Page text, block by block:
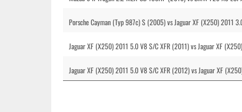
Porsche Cayman (Typ 987c) S (2005) vs Jaguar XF (X250) 2011
Jaguar XF (X250) 2011 5.0 V8 S/C XFR (2011) vs Jaguar XF
Jaguar XF (X250) 2011 5.0 V8 S/C XFR (2012) vs Jaguar XF